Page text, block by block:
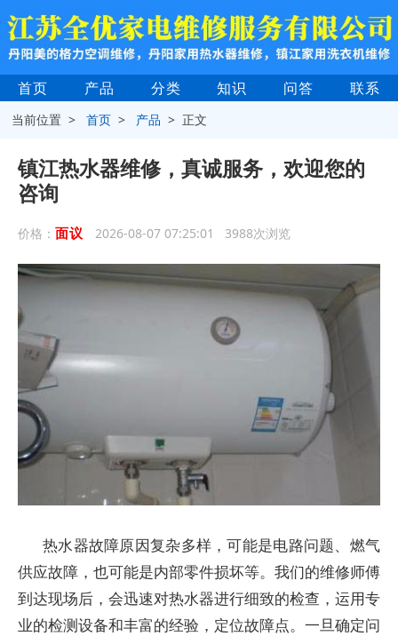
首页 产品 分类 知识 问答 联系
当前位置 >首页 > 产品 > 正文
镇江热水器维修，真诚服务，欢迎您的
咨询
价格： 面议 2026-08-07 07:25:01 3988次浏览
热水器故障原因复杂多样，可能是电路问题、燃气
供应故障，也可能是内部零件损坏等。我们的维修师傅
到达现场后，会迅速对热水器进行细致的检查，运用专
业的检测设备和丰富的经验，定位故障点。一旦确定问